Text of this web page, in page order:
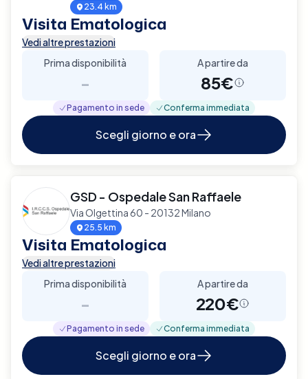
23.4 km
Visita Ematologica
Vedi altre prestazioni
Prima disponibilità
-
A partire da
85€
Pagamento in sede Conferma immediata
Scegli giorno e ora
GSD - Ospedale San Raffaele
Via Olgettina 60 - 20132 Milano
25.5 km
Visita Ematologica
Vedi altre prestazioni
Prima disponibilità
-
A partire da
220€
Pagamento in sede Conferma immediata
Scegli giorno e ora